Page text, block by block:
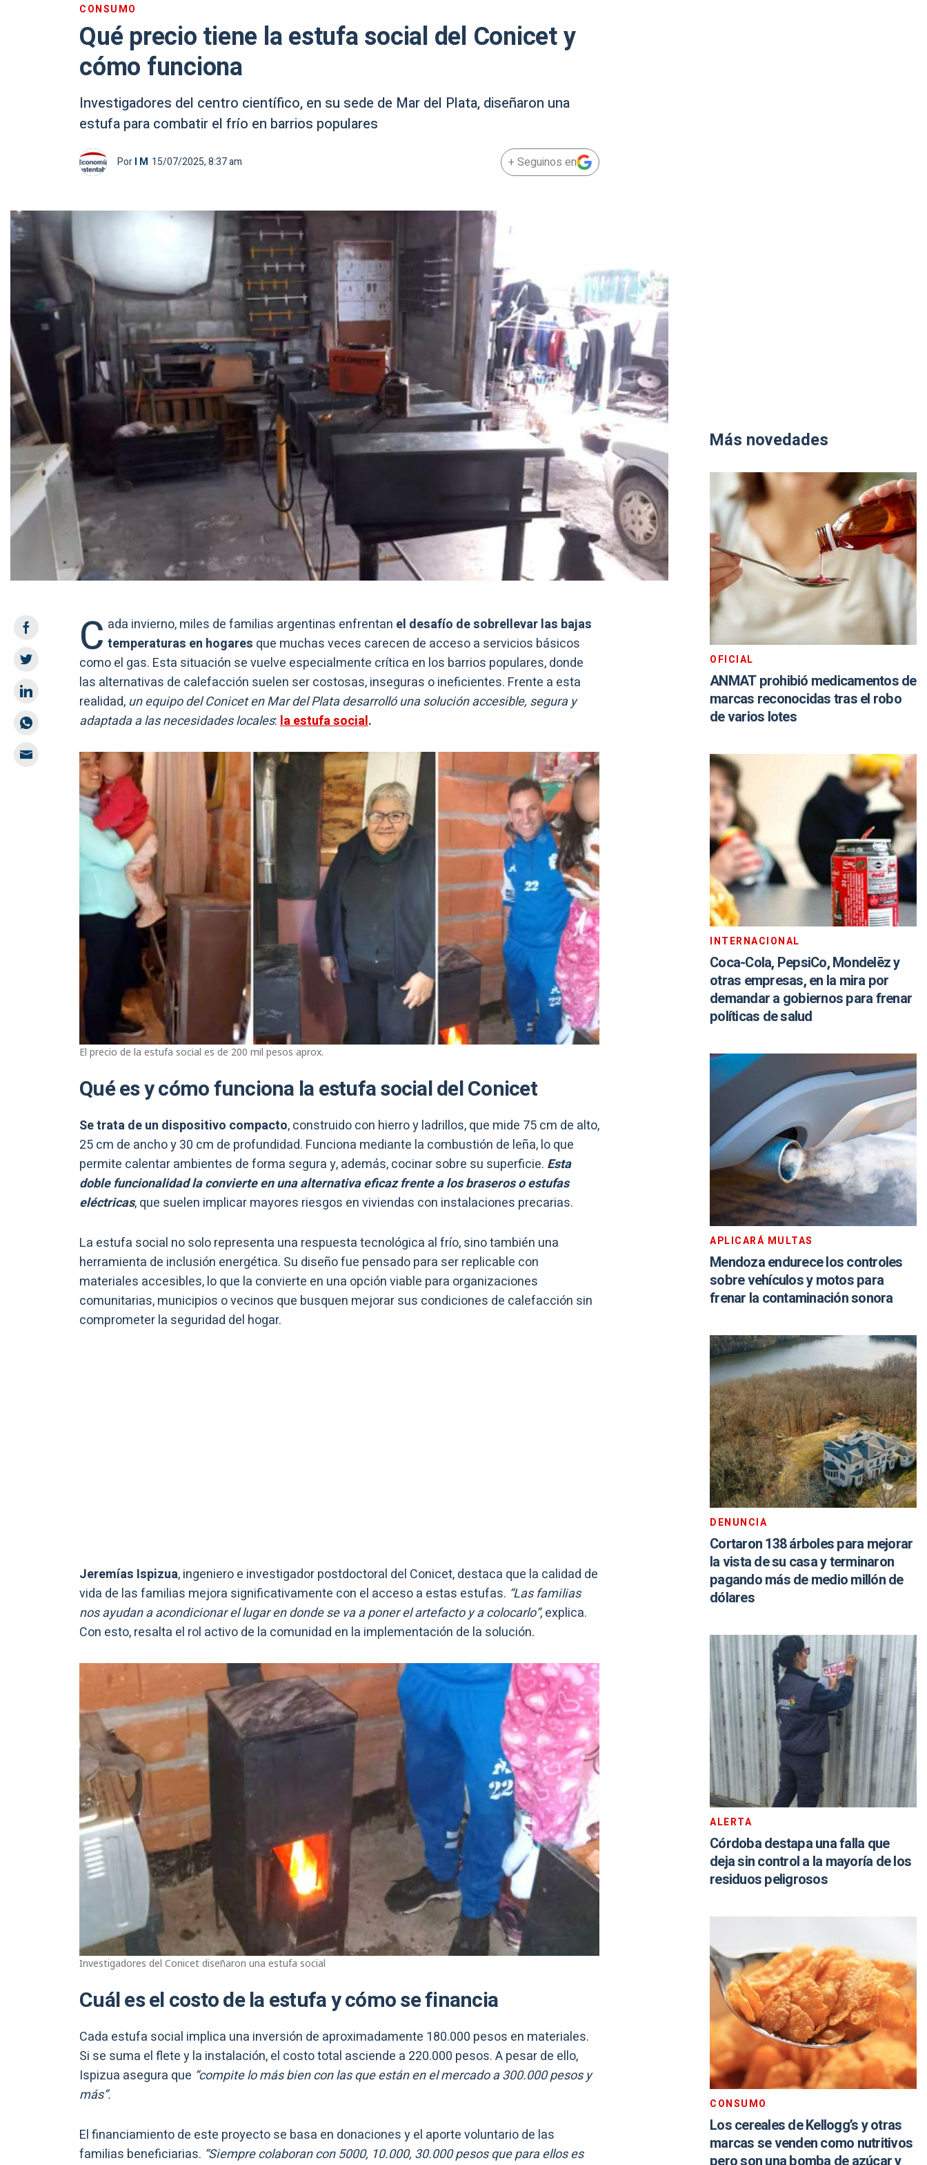
CONSUMO
Qué precio tiene la estufa social del Conicet y
cómo funciona
Investigadores del centro científico, en su sede de Mar del Plata, diseñaron una
estufa para combatir el frío en barrios populares
PorI M 15/07/2025, 8:37 am + Seguinos en
C ada invierno, miles de familias argentinas enfrentan el desafío de sobrellevar las bajas
temperaturas en hogares que muchas veces carecen de acceso a servicios básicos
como el gas. Esta situación se vuelve especialmente crítica en los barrios populares, donde
las alternativas de calefacción suelen ser costosas, inseguras o ineficientes. Frente a esta
realidad, un equipo del Conicet en Mar del Plata desarrolló una solución accesible, segura y
adaptada a las necesidades locales:la estufa social.
El precio de la estufa social es de 200 mil pesos aprox.
Qué es y cómo funciona la estufa social del Conicet
Se trata de un dispositivo compacto, construido con hierro y ladrillos, que mide 75 cm de alto,
25 cm de ancho y 30 cm de profundidad. Funciona mediante la combustión de leña, lo que
permite calentar ambientes de forma segura y, además, cocinar sobre su superficie. Esta
doble funcionalidad la convierte en una alternativa eficaz frente a los braseros o estufas
eléctricas, que suelen implicar mayores riesgos en viviendas con instalaciones precarias.
La estufa social no solo representa una respuesta tecnológica al frío, sino también una
herramienta de inclusión energética. Su diseño fue pensado para ser replicable con
materiales accesibles, lo que la convierte en una opción viable para organizaciones
comunitarias, municipios o vecinos que busquen mejorar sus condiciones de calefacción sin
comprometer la seguridad del hogar.
Jeremías Ispizua, ingeniero e investigador postdoctoral del Conicet, destaca que la calidad de
vida de las familias mejora significativamente con el acceso a estas estufas. “Las familias
nos ayudan a acondicionar el lugar en donde se va a poner el artefacto y a colocarlo”, explica.
Con esto, resalta el rol activo de la comunidad en la implementación de la solución.
Investigadores del Conicet diseñaron una estufa social
Cuál es el costo de la estufa y cómo se financia
Cada estufa social implica una inversión de aproximadamente 180.000 pesos en materiales.
Si se suma el flete y la instalación, el costo total asciende a 220.000 pesos. A pesar de ello,
Ispizua asegura que “compite lo más bien con las que están en el mercado a 300.000 pesos y
más”.
El financiamiento de este proyecto se basa en donaciones y el aporte voluntario de las
familias beneficiarias. “Siempre colaboran con 5000, 10.000, 30.000 pesos que para ellos es
Más novedades
OFICIAL
ANMAT prohibió medicamentos de
marcas reconocidas tras el robo
de varios lotes
INTERNACIONAL
Coca-Cola, PepsiCo, Mondelēz y
otras empresas, en la mira por
demandar a gobiernos para frenar
políticas de salud
APLICARÁ MULTAS
Mendoza endurece los controles
sobre vehículos y motos para
frenar la contaminación sonora
DENUNCIA
Cortaron 138 árboles para mejorar
la vista de su casa y terminaron
pagando más de medio millón de
dólares
ALERTA
Córdoba destapa una falla que
deja sin control a la mayoría de los
residuos peligrosos
CONSUMO
Los cereales de Kellogg’s y otras
marcas se venden como nutritivos